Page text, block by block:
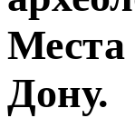
Места
Дону.